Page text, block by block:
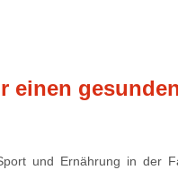
einen
und Ernährung in der